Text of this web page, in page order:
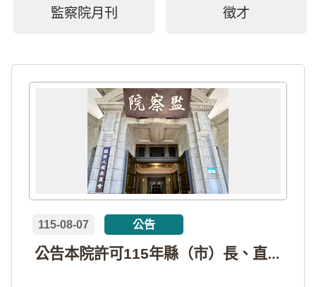
監察院月刊 徵才
公告本院許可115年縣（市）長、直轄市議員、縣（市）議員擬參選人開立政治獻金專戶共計4戶。各專戶得收受政治獻金期間為自專戶許可設立日起至115年11月27日止，專戶名冊詳如附件。
115-08-07 公告